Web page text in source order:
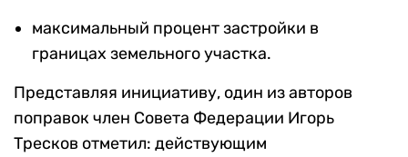
максимальный процент застройки в
границах земельного участка.
Представляя инициативу, один из авторов
поправок член Совета Федерации Игорь
Тресков отметил: действующим